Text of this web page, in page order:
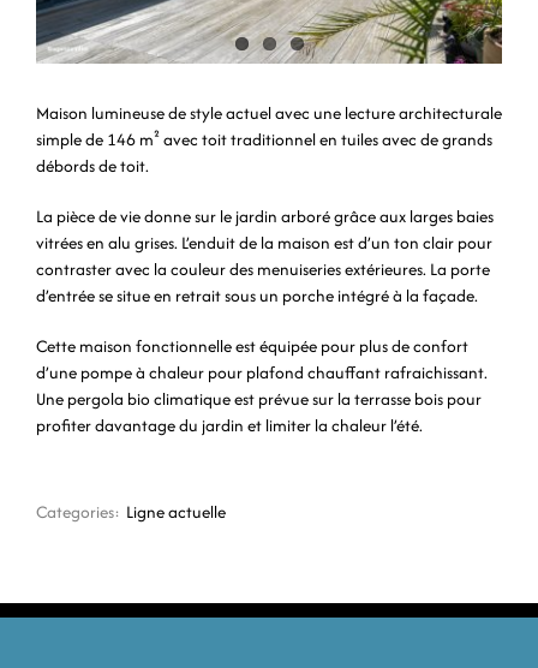
Maison lumineuse de style actuel avec une lecture architecturale
simple de 146 m² avec toit traditionnel en tuiles avec de grands
débords de toit.
La pièce de vie donne sur le jardin arboré grâce aux larges baies
vitrées en alu grises. L’enduit de la maison est d’un ton clair pour
contraster avec la couleur des menuiseries extérieures. La porte
d’entrée se situe en retrait sous un porche intégré à la façade.
Cette maison fonctionnelle est équipée pour plus de confort
d’une pompe à chaleur pour plafond chauffant rafraichissant.
Une pergola bio climatique est prévue sur la terrasse bois pour
profiter davantage du jardin et limiter la chaleur l’été.
Categories: Ligne actuelle